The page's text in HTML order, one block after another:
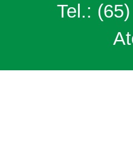
Tel.: